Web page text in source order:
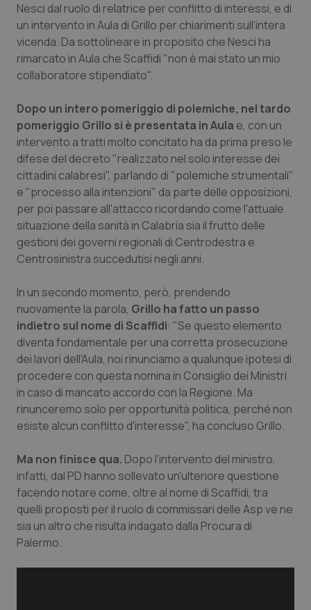
Veneto
Oncoematologia
Oncologia & Nutrizione
Quotidiano Cardiologia
Quotidiano Chirurgia
Quotidiano Oncologia
Quotidiano Pediatria
Salute orale & impianti
Sangue & coagulazione
Tiroide
Tumore al seno
Tumore ovarico
Tumori del Polmone & Testa Collo
Tumori gastrointestinali
Ulcera & Reflusso
Nesci dal ruolo di relatrice per conflitto di interessi, e di
un intervento in Aula di Grillo per chiarimenti sull'intera
vicenda. Da sottolineare in proposito che Nesci ha
rimarcato in Aula che Scaffidi "non è mai stato un mio
collaboratore stipendiato".
Dopo un intero pomeriggio di polemiche, nel tardo
pomeriggio Grillo si è presentata in Aula e, con un
intervento a tratti molto concitato ha da prima preso le
difese del decreto "realizzato nel solo interesse dei
cittadini calabresi", parlando di "polemiche strumentali"
e "processo alla intenzioni" da parte delle opposizioni,
per poi passare all'attacco ricordando come l'attuale
situazione della sanità in Calabria sia il frutto delle
gestioni dei governi regionali di Centrodestra e
Centrosinistra succedutisi negli anni.
In un secondo momento, però, prendendo
nuovamente la parola, Grillo ha fatto un passo
indietro sul nome di Scaffidi: "Se questo elemento
diventa fondamentale per una corretta prosecuzione
dei lavori dell'Aula, noi rinunciamo a qualunque ipotesi di
procedere con questa nomina in Consiglio dei Ministri
in caso di mancato accordo con la Regione. Ma
rinunceremo solo per opportunità politica, perché non
esiste alcun conflitto d'interesse", ha concluso Grillo.
Ma non finisce qua. Dopo l'intervento del ministro,
infatti, dal PD hanno sollevato un'ulteriore questione
facendo notare come, oltre al nome di Scaffidi, tra
quelli proposti per il ruolo di commissari delle Asp ve ne
sia un altro che risulta indagato dalla Procura di
Palermo.